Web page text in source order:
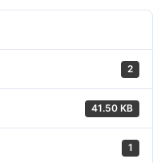
2
41.50 KB
1